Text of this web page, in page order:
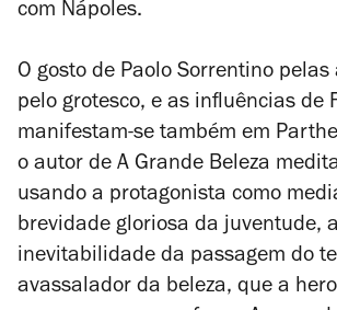
com Nápoles.
O gosto de Paolo Sorrentino pelas
pelo grotesco, e as influências de
manifestam-se também em
o autor de A Grande Beleza
usando a protagonista como
brevidade gloriosa da juventude, a
inevitabilidade da passagem do
avassalador da beleza, que a